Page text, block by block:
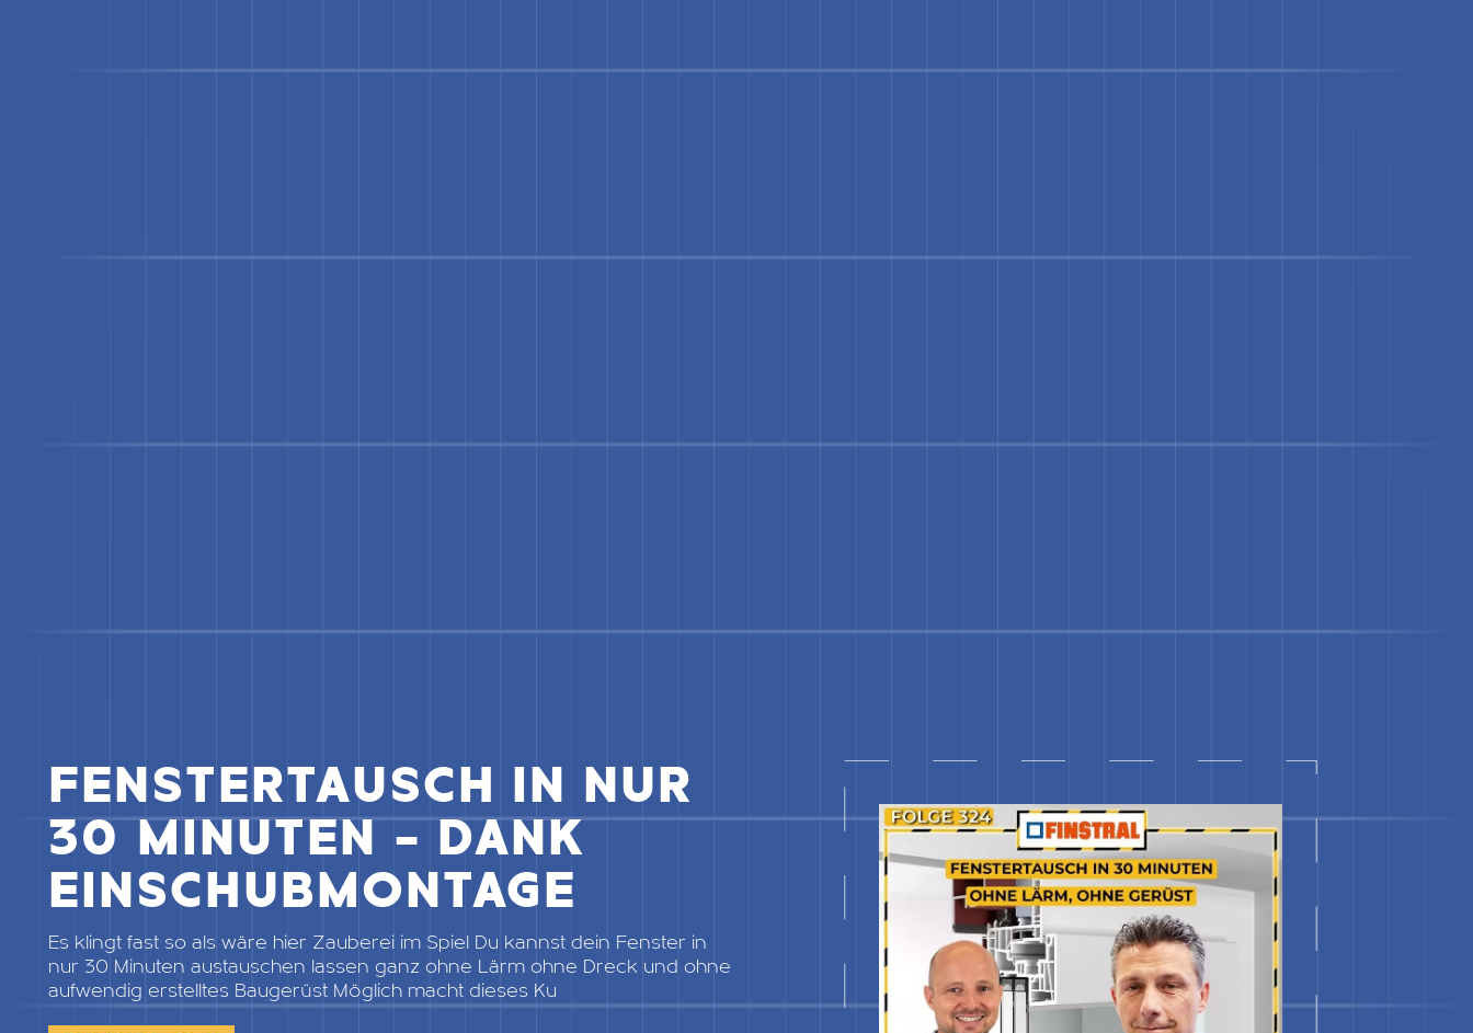
FENSTERTAUSCH IN NUR
30 MINUTEN – DANK
EINSCHUBMONTAGE
Es klingt fast so als wäre hier Zauberei im Spiel Du kannst dein Fenster in
nur 30 Minuten austauschen lassen ganz ohne Lärm ohne Dreck und ohne
aufwendig erstelltes Baugerüst Möglich macht dieses Ku